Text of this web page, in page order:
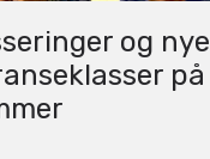
og nye
på